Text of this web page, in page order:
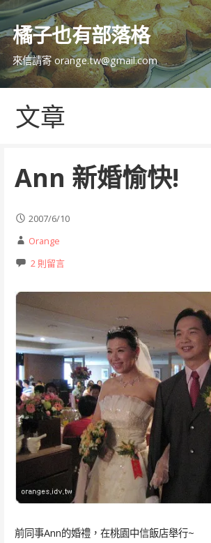
跳
主
內
橘子也有部落格
來信請寄 orange.tw@gmail.com
文章
Ann 新婚愉快!
2007/6/10
Orange
2 則留言
前同事Ann的婚禮，在桃園中信飯店舉行~